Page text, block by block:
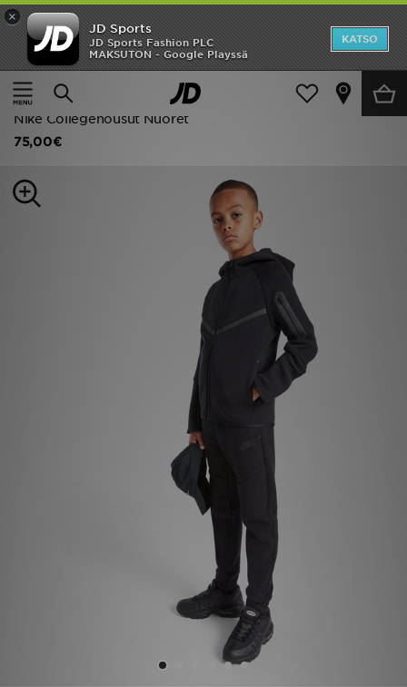
×
JD Sports
JD Sports Fashion PLC
MAKSUTON - Google Playssä
KATSO
Etusivu
Lapset
Juniori Vaatteet (8-15-vuotiaat)
Nike Collegehousut Nuoret
75,00€
Etusivu
Ale
Uutuudet
Miehet